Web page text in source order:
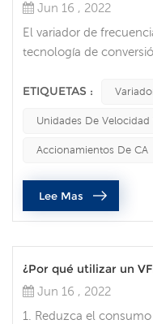
Jun 16 , 2022
El variador de
tecnología de
accionamiento
conversión de
ETIQUETAS :
Unidades De Velocidad
Accionamientos De CA
Lee Mas
¿Por qué utilizar un
Jun 16 , 2022
1. Reduzca el